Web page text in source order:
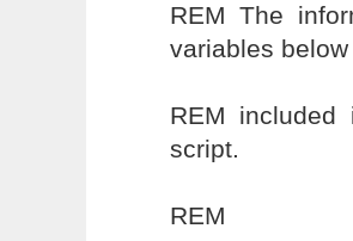
REM The
variables
REM
script.
REM